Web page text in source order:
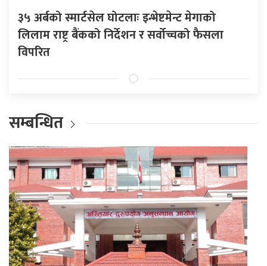
३५ अर्बको स्मार्टसेल घोटलाः इन्भेष्टमेन्ट मेगाको
लिलाम राष्ट्र बैंकको निर्देशन र सर्वोच्चको फैसला
विपरित
सम्बन्धित